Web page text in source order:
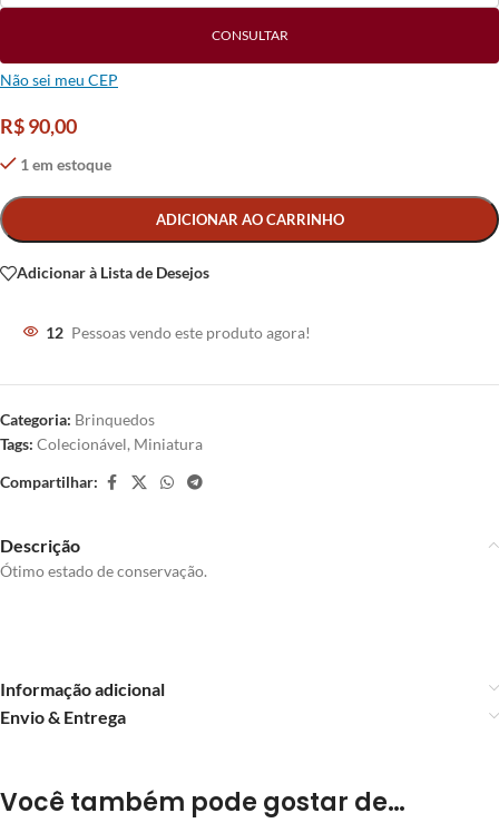
CONSULTAR
Não sei meu CEP
R$90,00
1 em estoque
ADICIONAR AO CARRINHO
Alternative:
Adicionar à Lista de Desejos
12 Pessoas vendo este produto agora!
Categoria: Brinquedos
Tags: Colecionável, Miniatura
Compartilhar:
Descrição
Ótimo estado de conservação.
Informação adicional
Envio & Entrega
Você também pode gostar de…